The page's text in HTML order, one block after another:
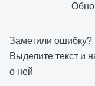
Заметили ошибку?
Выделите текст и
о ней